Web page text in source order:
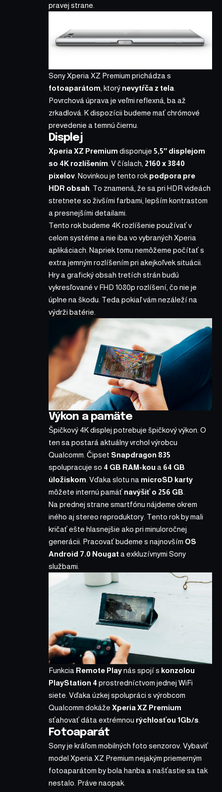
pravej strane.
Sony Xperia XZ Premium prichádza s
fotoaparátom , ktorý nevytŕča z tela
Povrchová úprava je veľmi reflexná, ba až
zrkadlová. K dispozícii budeme mať chrómové
prevedenie a temnú čiernu.
Displej
Xperia XZ Premium disponuje 5,5″ displejom
so 4K rozlíšením . V číslach, 2160 x 3840
pixelov . Novinkou je tento rok podpora pre
HDR obsah . To znamená, že sa pri HDR videách
stretnete so živšími farbami, lepším kontrastom
a presnejšími detailami.
Tento rok budeme 4K rozlíšenie používať v
celom systéme a nie iba vo vybraných Xperia
aplikáciach. Napriek tomu nemôžeme počítať s
extra jemným rozlíšením pri akejkoľvek situácii.
Hry a grafický obsah tretích strán budú
vykresľované v FHD 1080p rozlíšení, čo nie je
úplne na škodu. Teda pokiaľ vám nezáleží na
výdrži batérie.
Výkon a pamäte
Špičkový 4K displej potrebuje špičkový výkon. O
ten sa postará aktuálny vrchol výrobcu
Qualcomm. Čipset Snapdragon 835
spolupracuje so 4 GB RAM-kou a 64 GB
úložiskom . Vďaka slotu na microSD karty
môžete internú pamäť navýšiť o 256 GB
Na prednej strane smartfónu nájdeme okrem
iného aj stereo reproduktory. Tento rok by mali
kričať ešte hlasnejšie ako pri minuloročnej
generácii. Pracovať budeme s najnovším OS
Android 7.0 Nougata exkluzívnymi Sony
službami.
Funkcia Remote Playnás spojí s konzolou
PlayStation 4 prostredníctvom jednej WiFi
siete. Vďaka úzkej spolupráci s výrobcom
Qualcomm dokáže Xperia XZ Premium
sťahovať dáta extrémnou rýchlosťou 1Gb/s
Fotoaparát
Sony je kráľom mobilných foto senzorov. Vybaviť
model Xperia XZ Premium nejakým priemerným
fotoaparátom by bola hanba a našťastie sa tak
nestalo. Práve naopak.